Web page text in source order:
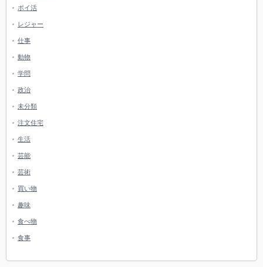
ポイ活
レジャー
仕事
動物
学問
政治
未分類
注文住宅
生活
芸能
芸術
買い物
趣味
食べ物
食事